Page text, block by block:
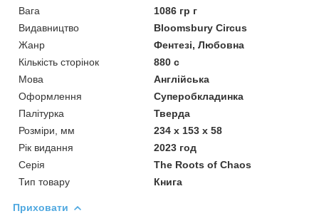
Вага
1086 гр г
Видавництво
Bloomsbury Circus
Жанр
Фентезі, Любовна
Кількість сторінок
880 с
Мова
Англійська
Оформлення
Суперобкладинка
Палітурка
Тверда
Розміри, мм
234 x 153 x 58
Рік видання
2023 год
Серія
The Roots of Chaos
Тип товару
Книга
Приховати